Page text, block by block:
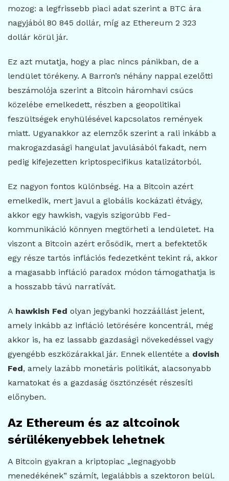
mozog: a legfrissebb piaci adat szerint a BTC ára
nagyjából 80 845 dollár, míg az Ethereum 2 323
dollár körül jár.
Ez azt mutatja, hogy a piac nincs pánikban, de a
lendület törékeny. A Barron’s néhány nappal ezelőtti
beszámolója szerint a Bitcoin háromhavi csúcs
közelébe emelkedett, részben a geopolitikai
feszültségek enyhülésével kapcsolatos remények
miatt. Ugyanakkor az elemzők szerint a rali inkább a
makrogazdasági hangulat javulásából fakadt, nem
pedig kifejezetten kriptospecifikus katalizátorból.
Ez nagyon fontos különbség. Ha a Bitcoin azért
emelkedik, mert javul a globális kockázati étvágy,
akkor egy hawkish, vagyis szigorúbb Fed-
kommunikáció könnyen megtörheti a lendületet. Ha
viszont a Bitcoin azért erősödik, mert a befektetők
egy része tartós inflációs fedezetként tekint rá, akkor
a magasabb infláció paradox módon támogathatja is
a hosszabb távú narratívát.
A hawkish Fed olyan jegybanki hozzáállást jelent,
amely inkább az infláció letörésére koncentrál, még
akkor is, ha ez lassabb gazdasági növekedéssel vagy
gyengébb eszközárakkal jár. Ennek ellentéte a dovish
Fed, amely lazább monetáris politikát, alacsonyabb
kamatokat és a gazdaság ösztönzését részesíti
előnyben.
Az Ethereum és az altcoinok
sérülékenyebbek lehetnek
A Bitcoin gyakran a kriptopiac „legnagyobb
menedékének” számít, legalábbis a szektoron belül.